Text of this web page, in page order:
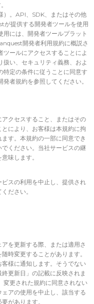
）。API、SDK、またはその他
提供する開発者ツールを使用
用には、開発者ツールプラット
開発者利用規約に概説さ
ールにアクセスすることによ
扱い、セキュリティ義務、およ
特定の条件に従うことに同意す
者規約を参照してください。
クセスすること、またはその
により、お客様は本規約に拘
す。本規約の一部に同意でき
ください。当社サービスの継
味します。
スの利用を中止し、提供され
ださい。
を更新する際、または適用さ
時変更することがあります。
様に通知します。そうでない
更新日」の記載に反映されま
変更された規約に同意されない
アの使用を中止し、該当する
があります。